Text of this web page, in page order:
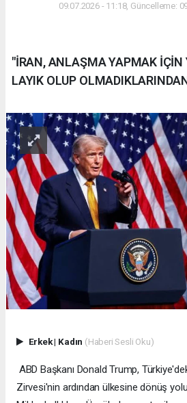
09.07.2026 - 11:18, Güncelleme:
"İRAN, ANLAŞMA YAPMAK İÇİN
LAYIK OLUP
Erkek| Kadın (Haberi Sesli Oku)
ABD Başkanı Donald Trump,
Zirvesi'nin ardından ülkesine dönüş